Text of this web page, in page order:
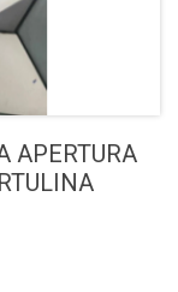
APERTURA